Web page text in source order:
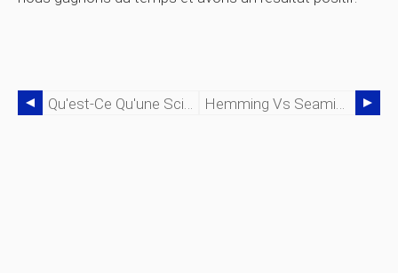
Qu'est-Ce Qu'une Scie À Bras Radial ? Hemming Vs Seaming Dans Le Travail Des Métaux :quelle Est La Différence ?